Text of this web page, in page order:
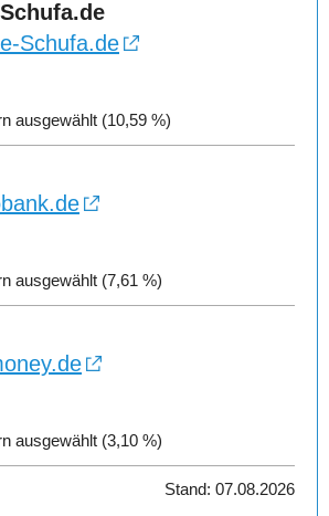
Schufa.de
ausgewählt (10,59 %)
ausgewählt (7,61 %)
ausgewählt (3,10 %)
Stand: 07.08.2026